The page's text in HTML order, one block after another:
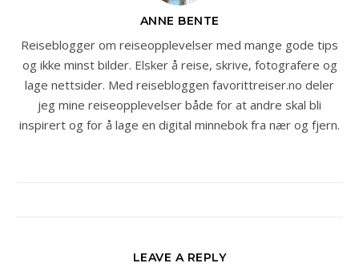
ANNE BENTE
Reiseblogger om reiseopplevelser med mange gode tips
og ikke minst bilder. Elsker å reise, skrive, fotografere og
lage nettsider. Med reisebloggen favorittreiser.no deler
jeg mine reiseopplevelser både for at andre skal bli
inspirert og for å lage en digital minnebok fra nær og fjern.
LEAVE A REPLY